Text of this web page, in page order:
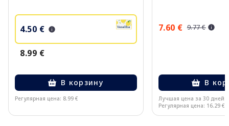
4.50 €
8.99 €
В корзину
Регулярная цена: 8.99 €
7.60 € 9.77 €
В
Лучшая цена за 30 дней:
Регулярная цена: 16.29 €